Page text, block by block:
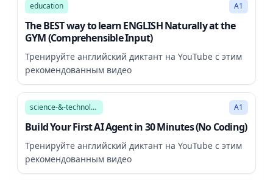
education A1
The BEST way to learn ENGLISH Naturally at the
GYM (Comprehensible Input)
Тренируйте английский диктант на YouTube с этим
рекомендованным видео
27:02
science-&-technology A1
Build Your First AI Agent in 30 Minutes (No Coding)
Тренируйте английский диктант на YouTube с этим
рекомендованным видео
22:27